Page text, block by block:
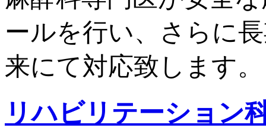
ールを行い、さらに
来にて対応致します。
リハビリテーション